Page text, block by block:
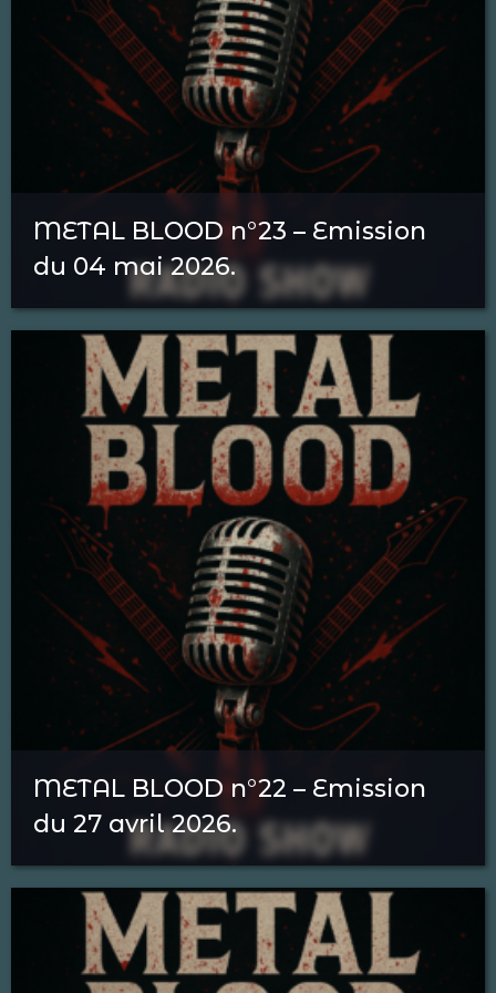
METAL BLOOD n°23 – Emission
du 04 mai 2026.
METAL BLOOD n°22 – Emission
du 27 avril 2026.